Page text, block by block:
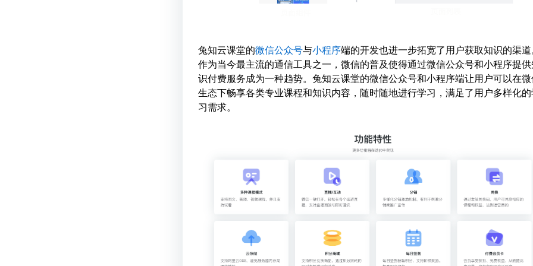
兔知云课堂的微信公众号与小程序端的开发也进一步拓宽了用户获取知识的渠道
作为当今最主流的通信工具之一，微信的普及使得通过微信公众号和小程序提供
识付费服务成为一种趋势。兔知云课堂的微信公众号和小程序端让用户可以在微
生态下畅享各类专业课程和知识内容，随时随地进行学习，满足了用户多样化的
习需求。